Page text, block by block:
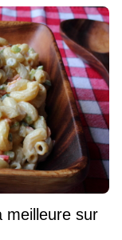
meilleure sur